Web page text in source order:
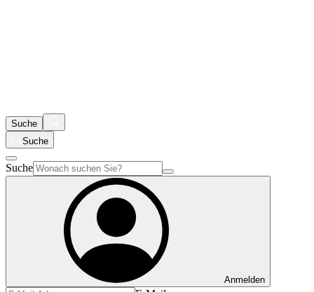
Suche
Suche
Suche
Anmelden